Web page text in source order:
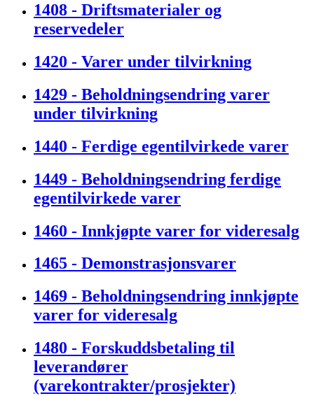
1408 - Driftsmaterialer og
reservedeler
1420 - Varer under tilvirkning
1429 - Beholdningsendring varer
under tilvirkning
1440 - Ferdige egentilvirkede varer
1449 - Beholdningsendring ferdige
egentilvirkede varer
1460 - Innkjøpte varer for videresalg
1465 - Demonstrasjonsvarer
1469 - Beholdningsendring innkjøpte
varer for videresalg
1480 - Forskuddsbetaling til
leverandører
(varekontrakter/prosjekter)